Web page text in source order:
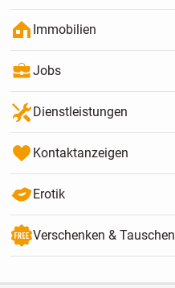
Immobilien
Jobs
Dienstleistungen
Kontaktanzeigen
Erotik
Verschenken & Tauschen